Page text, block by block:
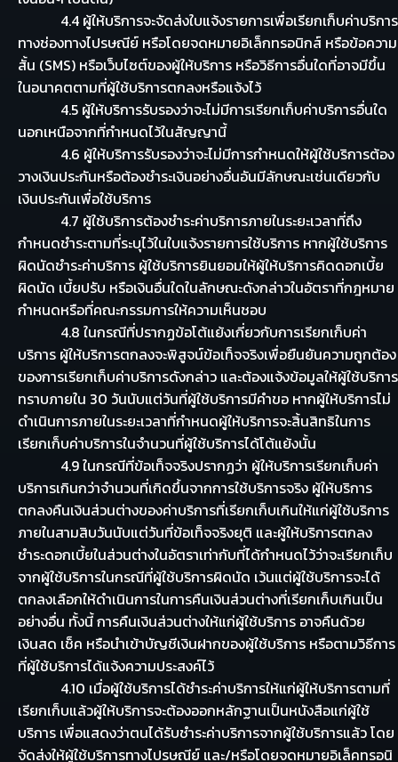
4.4 ผู้ให้บริการจะจัดส่งใบแจ้งรายการเพื่อเรียกเก็บค่าบริการ
ทางช่องทางไปรษณีย์ หรือโดยจดหมายอิเล็กทรอนิกส์ หรือข้อความ
สั้น (SMS) หรือเว็บไซต์ของผู้ให้บริการ หรือวิธีการอื่นใดที่อาจมีขึ้น
ในอนาคตตามที่ผู้ใช้บริการตกลงหรือแจ้งไว้
4.5 ผู้ให้บริการรับรองว่าจะไม่มีการเรียกเก็บค่าบริการอื่นใด
นอกเหนือจากที่กำหนดไว้ในสัญญานี้
4.6 ผู้ให้บริการรับรองว่าจะไม่มีการกำหนดให้ผู้ใช้บริการต้อง
วางเงินประกันหรือต้องชำระเงินอย่างอื่นอันมีลักษณะเช่นเดียวกับ
เงินประกันเพื่อใช้บริการ
4.7 ผู้ใช้บริการต้องชำระค่าบริการภายในระยะเวลาที่ถึง
กำหนดชำระตามที่ระบุไว้ในใบแจ้งรายการใช้บริการ หากผู้ใช้บริการ
ผิดนัดชำระค่าบริการ ผู้ใช้บริการยินยอมให้ผู้ให้บริการคิดดอกเบี้ย
ผิดนัด เบี้ยปรับ หรือเงินอื่นใดในลักษณะดังกล่าวในอัตราที่กฎหมาย
กำหนดหรือที่คณะกรรมการให้ความเห็นชอบ
4.8 ในกรณีที่ปรากฏข้อโต้แย้งเกี่ยวกับการเรียกเก็บค่า
บริการ ผู้ให้บริการตกลงจะพิสูจน์ข้อเท็จจริงเพื่อยืนยันความถูกต้อง
ของการเรียกเก็บค่าบริการดังกล่าว และต้องแจ้งข้อมูลให้ผู้ใช้บริการ
ทราบภายใน 30 วันนับแต่วันที่ผู้ใช้บริการมีคำขอ หากผู้ให้บริการไม่
ดำเนินการภายในระยะเวลาที่กำหนดผู้ให้บริการจะสิ้นสิทธิในการ
เรียกเก็บค่าบริการในจำนวนที่ผู้ใช้บริการได้โต้แย้งนั้น
4.9 ในกรณีที่ข้อเท็จจริงปรากฏว่า ผู้ให้บริการเรียกเก็บค่า
บริการเกินกว่าจำนวนที่เกิดขึ้นจากการใช้บริการจริง ผู้ให้บริการ
ตกลงคืนเงินส่วนต่างของค่าบริการที่เรียกเก็บเกินให้แก่ผู้ใช้บริการ
ภายในสามสิบวันนับแต่วันที่ข้อเท็จจริงยุติ และผู้ให้บริการตกลง
ชำระดอกเบี้ยในส่วนต่างในอัตราเท่ากับที่ได้กำหนดไว้ว่าจะเรียกเก็บ
จากผู้ใช้บริการในกรณีที่ผู้ใช้บริการผิดนัด เว้นแต่ผู้ใช้บริการจะได้
ตกลงเลือกให้ดำเนินการในการคืนเงินส่วนต่างที่เรียกเก็บเกินเป็น
อย่างอื่น ทั้งนี้ การคืนเงินส่วนต่างให้แก่ผู้ใช้บริการ อาจคืนด้วย
เงินสด เช็ค หรือนำเข้าบัญชีเงินฝากของผู้ใช้บริการ หรือตามวิธีการ
ที่ผู้ใช้บริการได้แจ้งความประสงค์ไว้
4.10 เมื่อผู้ใช้บริการได้ชำระค่าบริการให้แก่ผู้ให้บริการตามที่
เรียกเก็บแล้วผู้ให้บริการจะต้องออกหลักฐานเป็นหนังสือแก่ผู้ใช้
บริการ เพื่อแสดงว่าตนได้รับชำระค่าบริการจากผู้ใช้บริการแล้ว โดย
จัดส่งให้ผู้ใช้บริการทางไปรษณีย์ และ/หรือโดยจดหมายอิเล็คทรอนิ